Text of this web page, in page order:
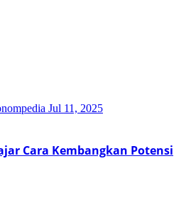
Jul 11, 2025
Cara Kembangkan Potensi